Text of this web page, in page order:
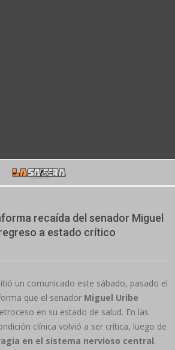
recaída del senador Miguel
a estado crítico
un comunicado este sábado, pasado el
que el senador Miguel Uribe
en su estado de salud. En las
clínica volvió a ser crítica, luego de
en el sistema nervioso central.